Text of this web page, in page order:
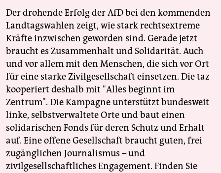
Der drohende Erfolg der AfD bei den kommenden
Landtagswahlen zeigt, wie stark rechtsextreme
Kräfte inzwischen geworden sind. Gerade jetzt
braucht es Zusammenhalt und Solidarität. Auch
und vor allem mit den Menschen, die sich vor Ort
für eine starke Zivilgesellschaft einsetzen. Die taz
kooperiert deshalb mit "Alles beginnt im
Zentrum". Die Kampagne unterstützt bundesweit
linke, selbstverwaltete Orte und baut einen
solidarischen Fonds für deren Schutz und Erhalt
auf. Eine offene Gesellschaft braucht guten, frei
zugänglichen Journalismus – und
zivilgesellschaftliches Engagement. Finden Sie